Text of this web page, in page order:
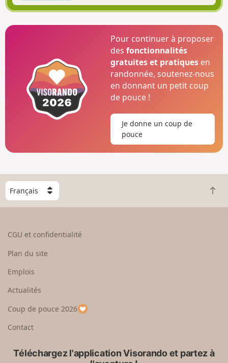
Pour continuer à proposer
desfonctionnalités
gratuites et pratiques en
randonnée, soutenez-nous
en donnant un petit coup
de pouce !
Je donne un coup de
pouce
C
h
o
e
u
p
a
R
e
CGU et confidentialité
Plan du site
Emplois
Actualités
Coup de pouce 2026
Contact
Téléchargez l'application Visorando et partez à